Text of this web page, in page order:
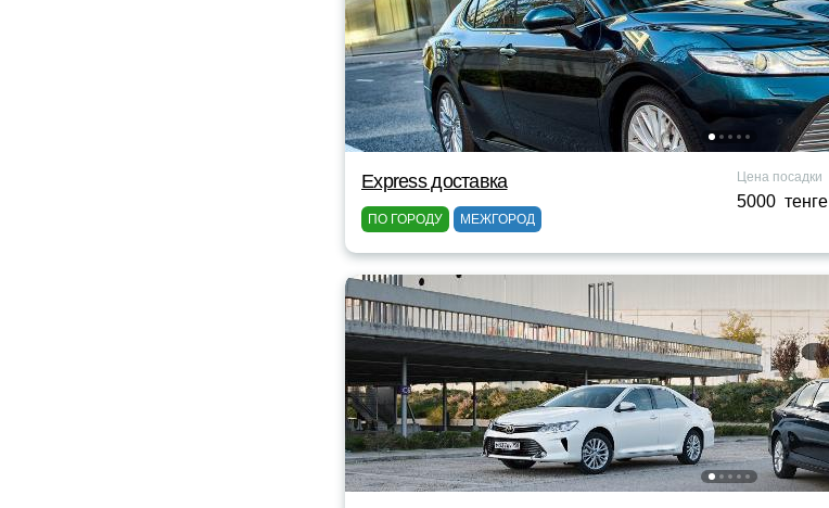
Express доставка
ПО ГОРОДУ МЕЖГОРОД
Цена посадки
5000 тенге